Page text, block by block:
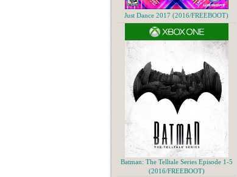
Just Dance 2017 (2016/FREEBOOT)
Batman: The Telltale Series Episode 1-5
(2016/FREEBOOT)